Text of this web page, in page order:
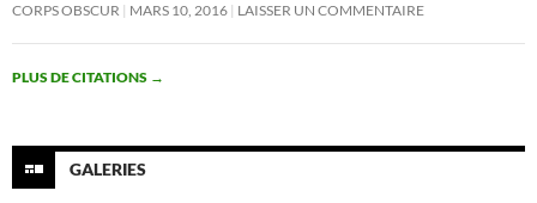
CORPS OBSCUR MARS 10, 2016 LAISSER UN COMMENTAIRE
PLUS DE CITATIONS →
GALERIES